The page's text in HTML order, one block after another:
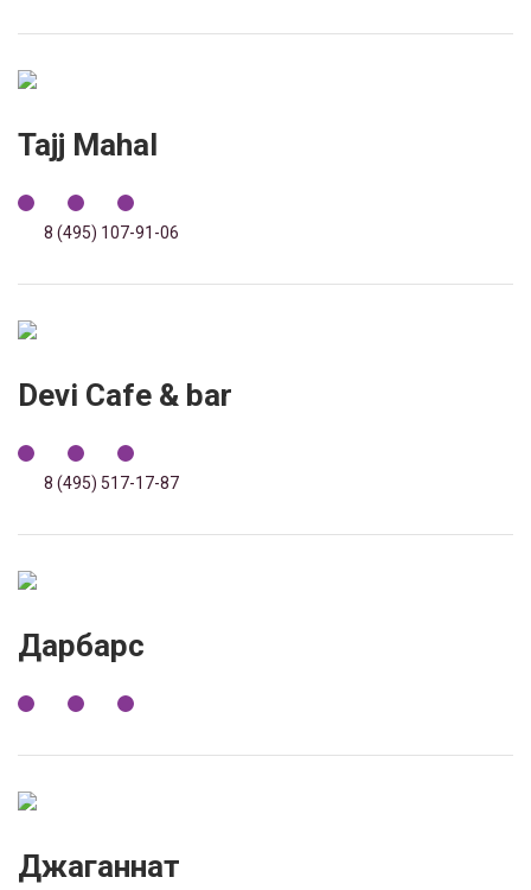
Tajj Mahal
8 (495) 107-91-06
Devi Cafe & bar
8 (495) 517-17-87
Дарбарс
Джаганнат